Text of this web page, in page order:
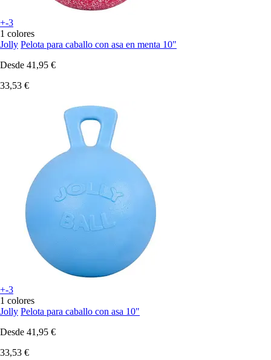
+-3
1 colores
Jolly Pelota para caballo con asa en menta 10"
Desde 41,95 €
33,53 €
+-3
1 colores
Jolly Pelota para caballo con asa 10"
Desde 41,95 €
33,53 €